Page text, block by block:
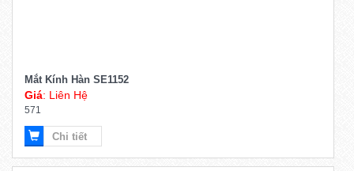
Mắt Kính Hàn SE1152
Giá: Liên Hệ
571
Chi tiết